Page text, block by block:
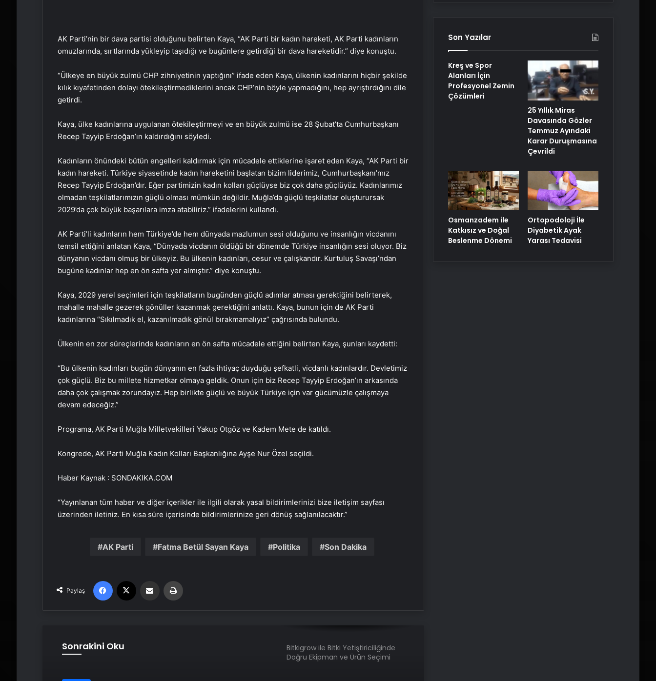
AK Parti’nin bir dava partisi olduğunu belirten Kaya, “AK Parti bir kadın hareketi, AK Parti kadınların
omuzlarında, sırtlarında yükleyip taşıdığı ve bugünlere getirdiği bir dava hareketidir.” diye konuştu.
“Ülkeye en büyük zulmü CHP zihniyetinin yaptığını” ifade eden Kaya, ülkenin kadınlarını hiçbir şekilde
kılık kıyafetinden dolayı ötekileştirmediklerini ancak CHP’nin böyle yapmadığını, hep ayrıştırdığını dile
getirdi.
Kaya, ülke kadınlarına uygulanan ötekileştirmeyi ve en büyük zulmü ise 28 Şubat’ta Cumhurbaşkanı
Recep Tayyip Erdoğan’ın kaldırdığını söyledi.
Kadınların önündeki bütün engelleri kaldırmak için mücadele ettiklerine işaret eden Kaya, “AK Parti bir
kadın hareketi. Türkiye siyasetinde kadın hareketini başlatan bizim liderimiz, Cumhurbaşkanı’mız
Recep Tayyip Erdoğan’dır. Eğer partimizin kadın kolları güçlüyse biz çok daha güçlüyüz. Kadınlarımız
olmadan teşkilatlarımızın güçlü olması mümkün değildir. Muğla’da güçlü teşkilatlar oluşturursak
2029’da çok büyük başarılara imza atabiliriz.” ifadelerini kullandı.
AK Parti’li kadınların hem Türkiye’de hem dünyada mazlumun sesi olduğunu ve insanlığın vicdanını
temsil ettiğini anlatan Kaya, “Dünyada vicdanın öldüğü bir dönemde Türkiye insanlığın sesi oluyor. Biz
dünyanın vicdanı olmuş bir ülkeyiz. Bu ülkenin kadınları, cesur ve çalışkandır. Kurtuluş Savaşı’ndan
bugüne kadınlar hep en ön safta yer almıştır.” diye konuştu.
Kaya, 2029 yerel seçimleri için teşkilatların bugünden güçlü adımlar atması gerektiğini belirterek,
mahalle mahalle gezerek gönüller kazanmak gerektiğini anlattı. Kaya, bunun için de AK Parti
kadınlarına “Sıkılmadık el, kazanılmadık gönül bırakmamalıyız” çağrısında bulundu.
Ülkenin en zor süreçlerinde kadınların en ön safta mücadele ettiğini belirten Kaya, şunları kaydetti:
“Bu ülkenin kadınları bugün dünyanın en fazla ihtiyaç duyduğu şefkatli, vicdanlı kadınlardır. Devletimiz
çok güçlü. Biz bu millete hizmetkar olmaya geldik. Onun için biz Recep Tayyip Erdoğan’ın arkasında
daha çok çalışmak zorundayız. Hep birlikte güçlü ve büyük Türkiye için var gücümüzle çalışmaya
devam edeceğiz.”
Programa, AK Parti Muğla Milletvekilleri Yakup Otgöz ve Kadem Mete de katıldı.
Kongrede, AK Parti Muğla Kadın Kolları Başkanlığına Ayşe Nur Özel seçildi.
Haber Kaynak : SONDAKIKA.COM
“Yayınlanan tüm haber ve diğer içerikler ile ilgili olarak yasal bildirimlerinizi bize iletişim sayfası
üzerinden iletiniz. En kısa süre içerisinde bildirimlerinize geri dönüş sağlanılacaktır.”
AK Parti Fatma Betül Sayan Kaya Politika Son Dakika
Paylaş
Facebook Email'den paylaş
Sonrakini Oku
Zihnin Gizemli Sınırları ve Ötesi :
Şafak Sezer’den “Form” Çıkartması:
Bitkigrow ile Bitki Yetiştiriciliğinde
Doğru Ekipman ve Ürün Seçimi
Son Yazılar
Kreş ve Spor
Alanları İçin
Profesyonel Zemin
Çözümleri
25 Yıllık Miras
Davasında Gözler
Temmuz Ayındaki
Karar Duruşmasına
Çevrildi
Osmanzadem ile
Katkısız ve Doğal
Beslenme Dönemi
Ortopodoloji İle
Diyabetik Ayak
Yarası Tedavisi